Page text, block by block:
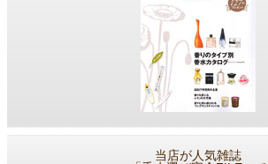
当店が人気雑誌